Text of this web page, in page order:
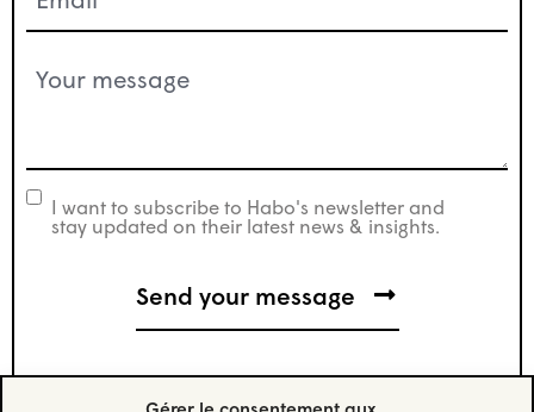
(Nécessaire)
message
newsletter
I want to subscribe to Habo's newsletter and
stay updated on their latest news & insights.